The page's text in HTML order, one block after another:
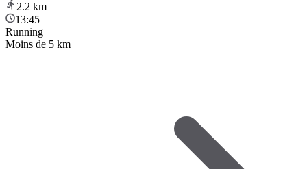
2.2 km
13:45
Running
Moins de 5 km